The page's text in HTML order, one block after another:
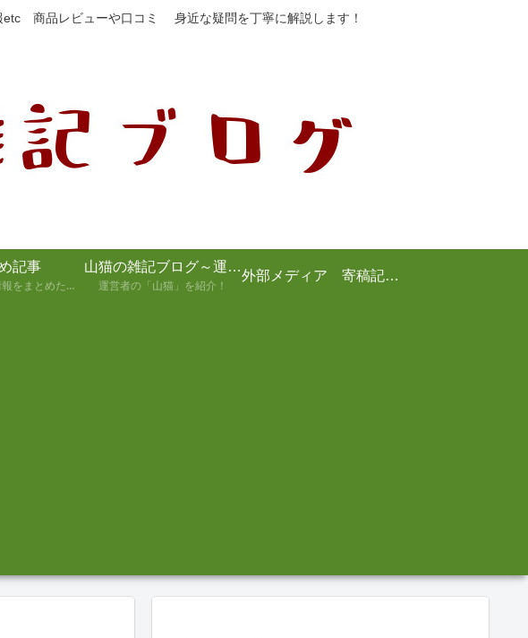
etc 商品レビューや口コミ 身近な疑問を丁寧に解説します！
記事
本ブログ内の情報をまとめた記事
山猫の雑記ブログ～運営者の紹介～
運営者の「山猫」を紹介！
外部メディア 寄稿記事まとめ